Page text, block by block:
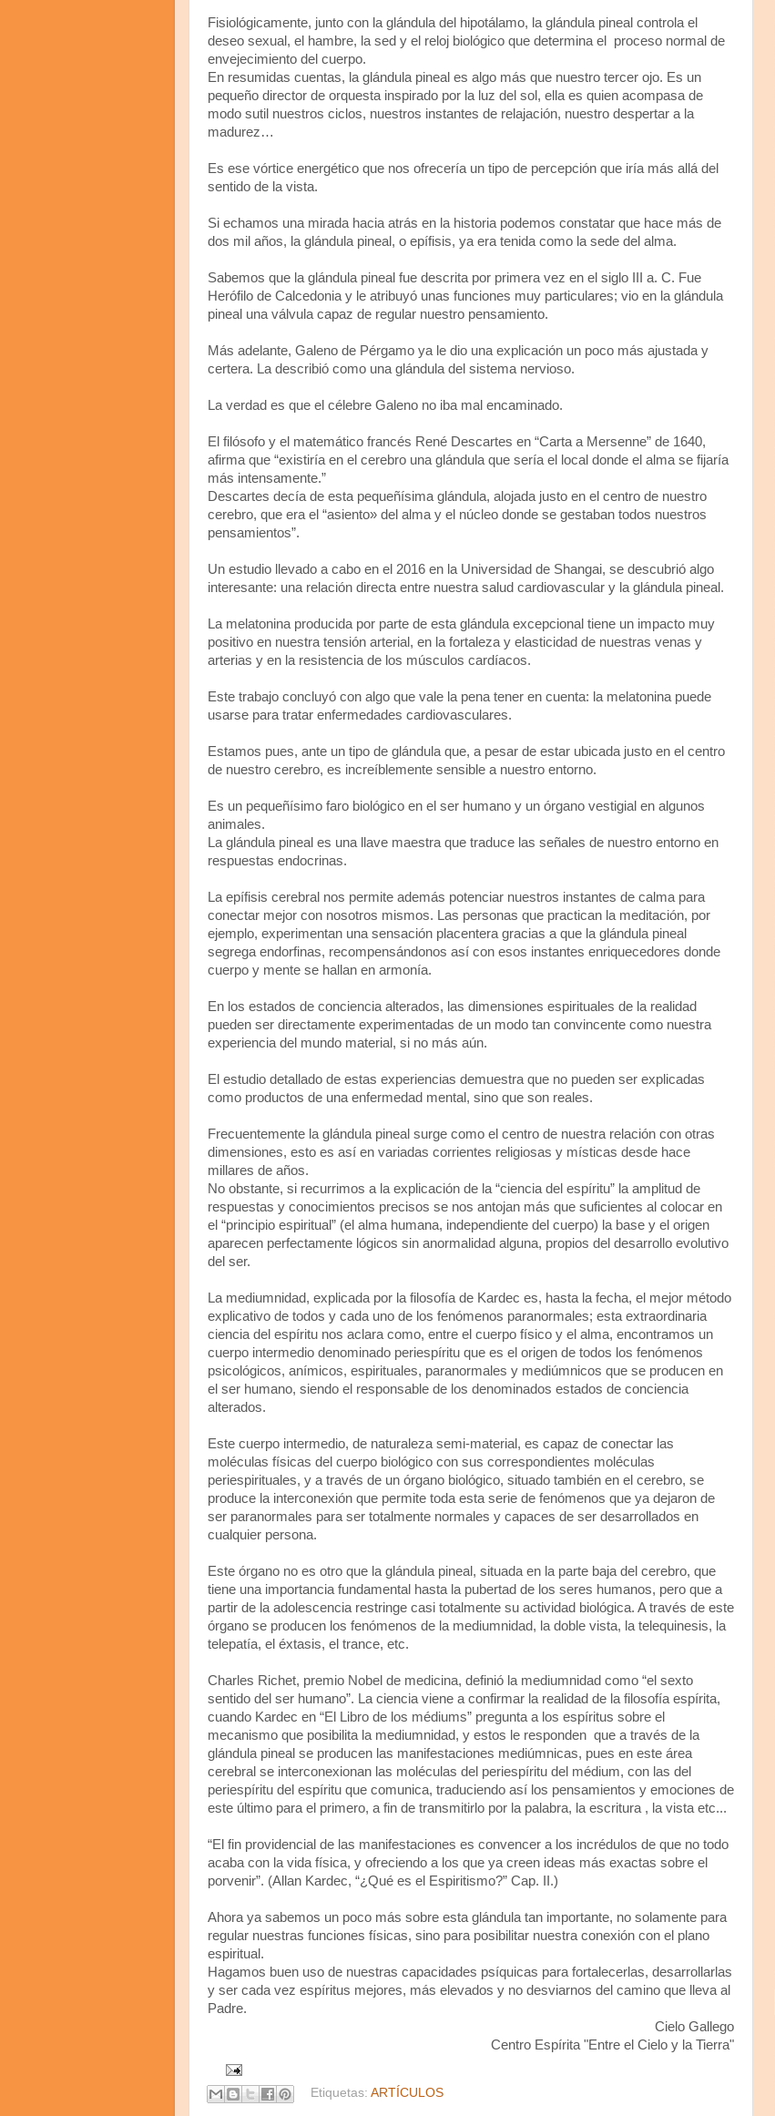
Fisiológicamente, junto con la glándula del hipotálamo, la glándula pineal controla el
deseo sexual, el hambre, la sed y el reloj biológico que determina el proceso normal de
envejecimiento del cuerpo.
En resumidas cuentas, la glándula pineal es algo más que nuestro tercer ojo. Es un
pequeño director de orquesta inspirado por la luz del sol, ella es quien acompasa de
modo sutil nuestros ciclos, nuestros instantes de relajación, nuestro despertar a la
madurez…
Es ese vórtice energético que nos ofrecería un tipo de percepción que iría más allá del
sentido de la vista.
Si echamos una mirada hacia atrás en la historia podemos constatar que hace más de
dos mil años, la glándula pineal, o epífisis, ya era tenida como la sede del alma.
Sabemos que la glándula pineal fue descrita por primera vez en el siglo III a. C. Fue
Herófilo de Calcedonia y le atribuyó unas funciones muy particulares; vio en la glándula
pineal una válvula capaz de regular nuestro pensamiento.
Más adelante, Galeno de Pérgamo ya le dio una explicación un poco más ajustada y
certera. La describió como una glándula del sistema nervioso.
La verdad es que el célebre Galeno no iba mal encaminado.
El filósofo y el matemático francés René Descartes en “Carta a Mersenne” de 1640,
afirma que “existiría en el cerebro una glándula que sería el local donde el alma se fijaría
más intensamente.”
Descartes decía de esta pequeñísima glándula, alojada justo en el centro de nuestro
cerebro, que era el “asiento» del alma y el núcleo donde se gestaban todos nuestros
pensamientos”.
Un estudio llevado a cabo en el 2016 en la Universidad de Shangai, se descubrió algo
interesante: una relación directa entre nuestra salud cardiovascular y la glándula pineal.
La melatonina producida por parte de esta glándula excepcional tiene un impacto muy
positivo en nuestra tensión arterial, en la fortaleza y elasticidad de nuestras venas y
arterias y en la resistencia de los músculos cardíacos.
Este trabajo concluyó con algo que vale la pena tener en cuenta: la melatonina puede
usarse para tratar enfermedades cardiovasculares.
Estamos pues, ante un tipo de glándula que, a pesar de estar ubicada justo en el centro
de nuestro cerebro, es increíblemente sensible a nuestro entorno.
Es un pequeñísimo faro biológico en el ser humano y un órgano vestigial en algunos
animales.
La glándula pineal es una llave maestra que traduce las señales de nuestro entorno en
respuestas endocrinas.
La epífisis cerebral nos permite además potenciar nuestros instantes de calma para
conectar mejor con nosotros mismos. Las personas que practican la meditación, por
ejemplo, experimentan una sensación placentera gracias a que la glándula pineal
segrega endorfinas, recompensándonos así con esos instantes enriquecedores donde
cuerpo y mente se hallan en armonía.
En los estados de conciencia alterados, las dimensiones espirituales de la realidad
pueden ser directamente experimentadas de un modo tan convincente como nuestra
experiencia del mundo material, si no más aún.
El estudio detallado de estas experiencias demuestra que no pueden ser explicadas
como productos de una enfermedad mental, sino que son reales.
Frecuentemente la glándula pineal surge como el centro de nuestra relación con otras
dimensiones, esto es así en variadas corrientes religiosas y místicas desde hace
millares de años.
No obstante, si recurrimos a la explicación de la “ciencia del espíritu” la amplitud de
respuestas y conocimientos precisos se nos antojan más que suficientes al colocar en
el “principio espiritual” (el alma humana, independiente del cuerpo) la base y el origen
aparecen perfectamente lógicos sin anormalidad alguna, propios del desarrollo evolutivo
del ser.
La mediumnidad, explicada por la filosofía de Kardec es, hasta la fecha, el mejor método
explicativo de todos y cada uno de los fenómenos paranormales; esta extraordinaria
ciencia del espíritu nos aclara como, entre el cuerpo físico y el alma, encontramos un
cuerpo intermedio denominado periespíritu que es el origen de todos los fenómenos
psicológicos, anímicos, espirituales, paranormales y mediúmnicos que se producen en
el ser humano, siendo el responsable de los denominados estados de conciencia
alterados.
Este cuerpo intermedio, de naturaleza semi-material, es capaz de conectar las
moléculas físicas del cuerpo biológico con sus correspondientes moléculas
periespirituales, y a través de un órgano biológico, situado también en el cerebro, se
produce la interconexión que permite toda esta serie de fenómenos que ya dejaron de
ser paranormales para ser totalmente normales y capaces de ser desarrollados en
cualquier persona.
Este órgano no es otro que la glándula pineal, situada en la parte baja del cerebro, que
tiene una importancia fundamental hasta la pubertad de los seres humanos, pero que a
partir de la adolescencia restringe casi totalmente su actividad biológica. A través de este
órgano se producen los fenómenos de la mediumnidad, la doble vista, la telequinesis, la
telepatía, el éxtasis, el trance, etc.
Charles Richet, premio Nobel de medicina, definió la mediumnidad como “el sexto
sentido del ser humano”. La ciencia viene a confirmar la realidad de la filosofía espírita,
cuando Kardec en “El Libro de los médiums” pregunta a los espíritus sobre el
mecanismo que posibilita la mediumnidad, y estos le responden que a través de la
glándula pineal se producen las manifestaciones mediúmnicas, pues en este área
cerebral se interconexionan las moléculas del periespíritu del médium, con las del
periespíritu del espíritu que comunica, traduciendo así los pensamientos y emociones de
este último para el primero, a fin de transmitirlo por la palabra, la escritura , la vista etc...
“El fin providencial de las manifestaciones es convencer a los incrédulos de que no todo
acaba con la vida física, y ofreciendo a los que ya creen ideas más exactas sobre el
porvenir”. (Allan Kardec, “¿Qué es el Espiritismo?” Cap. II.)
Ahora ya sabemos un poco más sobre esta glándula tan importante, no solamente para
regular nuestras funciones físicas, sino para posibilitar nuestra conexión con el plano
espiritual.
Hagamos buen uso de nuestras capacidades psíquicas para fortalecerlas, desarrollarlas
y ser cada vez espíritus mejores, más elevados y no desviarnos del camino que lleva al
Padre.
Cielo Gallego
Centro Espírita "Entre el Cielo y la Tierra"
Etiquetas: ARTÍCULOS